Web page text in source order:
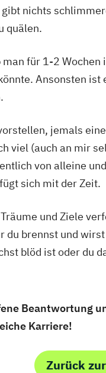
nichts
quälen.
für 1-2
Ansonsten
jemals
viel (auch an mir
von alleine
sich mit der Zeit.
und Ziele
du brennst und
blöd ist oder du
Beantwortung
Karriere!
Zurück